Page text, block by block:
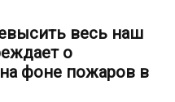
весь наш
о
фоне пожаров в